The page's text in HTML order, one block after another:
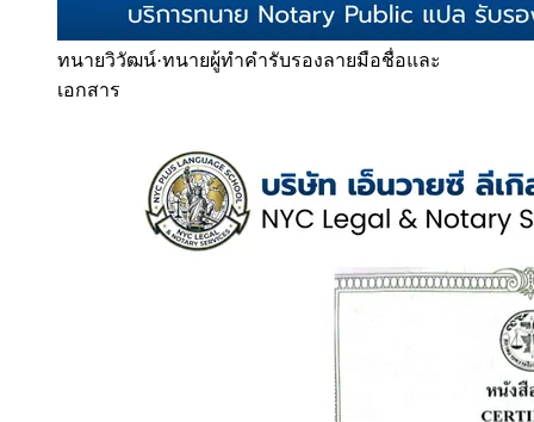
ทนายวิวัฒน์·ทนายผู้ทำคำรับรองลายมือชื่อและ
เอกสาร